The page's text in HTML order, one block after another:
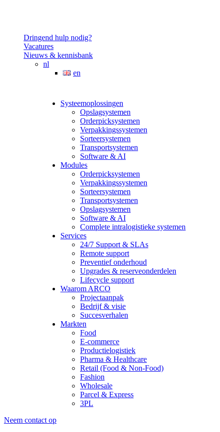
Dringend hulp nodig?
Vacatures
Nieuws & kennisbank
nl
en
Systeemoplossingen
Opslagsystemen
Orderpicksystemen
Verpakkingssystemen
Sorteersystemen
Transportsystemen
Software & AI
Modules
Orderpicksystemen
Verpakkingssystemen
Sorteersystemen
Transportsystemen
Opslagsystemen
Software & AI
Complete intralogistieke systemen
Services
24/7 Support & SLAs
Remote support
Preventief onderhoud
Upgrades & reserveonderdelen
Lifecycle support
Waarom ARCO
Projectaanpak
Bedrijf & visie
Succesverhalen
Markten
Food
E-commerce
Productielogistiek
Pharma & Healthcare
Retail (Food & Non-Food)
Fashion
Wholesale
Parcel & Express
3PL
Neem contact op